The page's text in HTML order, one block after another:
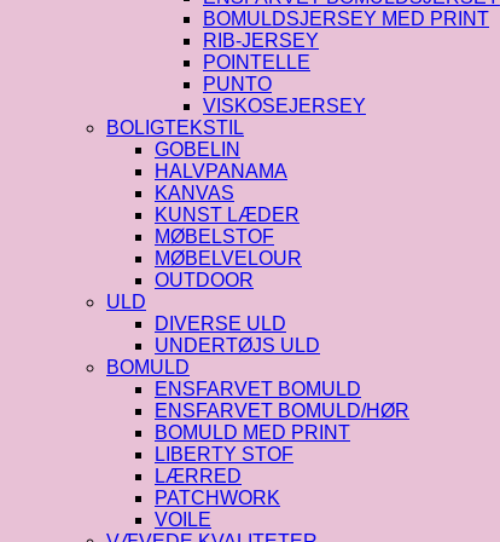
BOMULDSJERSEY MED PRINT
RIB-JERSEY
POINTELLE
PUNTO
VISKOSEJERSEY
BOLIGTEKSTIL
GOBELIN
HALVPANAMA
KANVAS
KUNST LÆDER
MØBELSTOF
MØBELVELOUR
OUTDOOR
ULD
DIVERSE ULD
UNDERTØJS ULD
BOMULD
ENSFARVET BOMULD
ENSFARVET BOMULD/HØR
BOMULD MED PRINT
LIBERTY STOF
LÆRRED
PATCHWORK
VOILE